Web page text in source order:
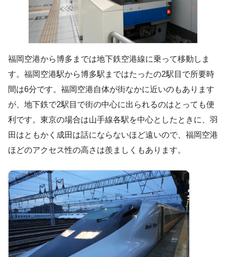
福岡空港から博多までは地下鉄空港線に乗って移動しま
す。福岡空港駅から博多駅まではたったの2駅目で所要時
間は6分です。福岡空港自体が街なかに近いのもあります
が、地下鉄で2駅目で街の中心に出られるのはとっても便
利です。東京の場合は山手線各駅を中心としたときに、羽
田はともかく成田は話にならないほど遠いので、福岡空港
ほどのアクセス性の高さは羨ましくもあります。